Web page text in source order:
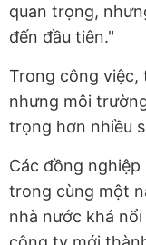
quan trọng,
đến đầu tiên."
Trong công việc,
nhưng môi
trọng hơn nhiều
Các đồng
trong cùng một
nhà nước khá